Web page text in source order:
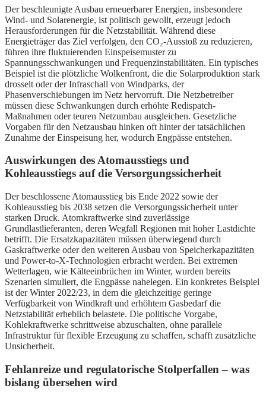
Der beschleunigte Ausbau erneuerbarer Energien, insbesondere
Wind- und Solarenergie, ist politisch gewollt, erzeugt jedoch
Herausforderungen für die Netzstabilität. Während diese
Energieträger das Ziel verfolgen, den CO₂-Ausstoß zu reduzieren,
führen ihre fluktuierenden Einspeisemuster zu
Spannungsschwankungen und Frequenzinstabilitäten. Ein typisches
Beispiel ist die plötzliche Wolkenfront, die die Solarproduktion stark
drosselt oder der Infraschall von Windparks, der
Phasenverschiebungen im Netz hervorruft. Die Netzbetreiber
müssen diese Schwankungen durch erhöhte Redispatch-
Maßnahmen oder teuren Netzumbau ausgleichen. Gesetzliche
Vorgaben für den Netzausbau hinken oft hinter der tatsächlichen
Zunahme der Einspeisung her, wodurch Engpässe entstehen.
Auswirkungen des Atomausstiegs und
Kohleausstiegs auf die Versorgungssicherheit
Der beschlossene Atomausstieg bis Ende 2022 sowie der
Kohleausstieg bis 2038 setzen die Versorgungssicherheit unter
starken Druck. Atomkraftwerke sind zuverlässige
Grundlastlieferanten, deren Wegfall Regionen mit hoher Lastdichte
betrifft. Die Ersatzkapazitäten müssen überwiegend durch
Gaskraftwerke oder den weiteren Ausbau von Speicherkapazitäten
und Power-to-X-Technologien erbracht werden. Bei extremen
Wetterlagen, wie Kälteeinbrüchen im Winter, wurden bereits
Szenarien simuliert, die Engpässe nahelegen. Ein konkretes Beispiel
ist der Winter 2022/23, in dem die gleichzeitige geringe
Verfügbarkeit von Windkraft und erhöhtem Gasbedarf die
Netzstabilität erheblich belastete. Die politische Vorgabe,
Kohlekraftwerke schrittweise abzuschalten, ohne parallele
Infrastruktur für flexible Erzeugung zu schaffen, schafft zusätzliche
Unsicherheit.
Fehlanreize und regulatorische Stolperfallen – was
bislang übersehen wird